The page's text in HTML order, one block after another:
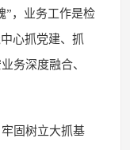
”，业务工作是检
心抓党建、抓
务深度融合、
固树立大抓基